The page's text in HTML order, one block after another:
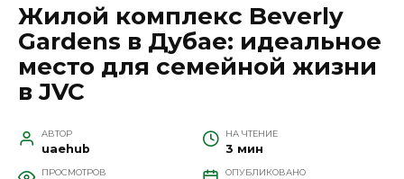
Жилой комплекс Beverly
Gardens в Дубае: идеальное
место для семейной жизни
в JVC
АВТОР
uaehub
НА ЧТЕНИЕ
3 мин
ПРОСМОТРОВ ОПУБЛИКОВАНО